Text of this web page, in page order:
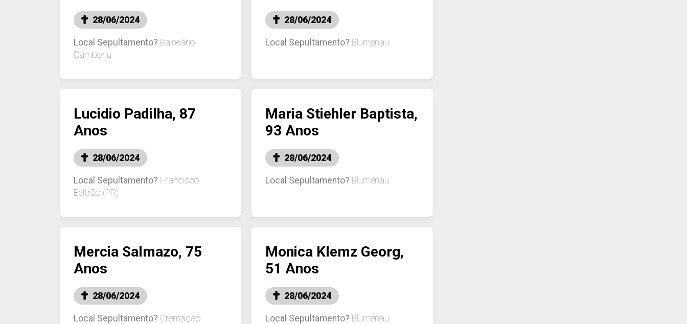
28/06/2024
Local Sepultamento? Balneário
Camboriu
28/06/2024
Local Sepultamento? Blumenau
Lucidio Padilha, 87
Anos
28/06/2024
Local Sepultamento? Francisco
Beltrão (PR)
Maria Stiehler Baptista,
93 Anos
28/06/2024
Local Sepultamento? Blumenau
Mercia Salmazo, 75
Anos
28/06/2024
Local Sepultamento? Cremação
Monica Klemz Georg,
51 Anos
28/06/2024
Local Sepultamento? Blumenau